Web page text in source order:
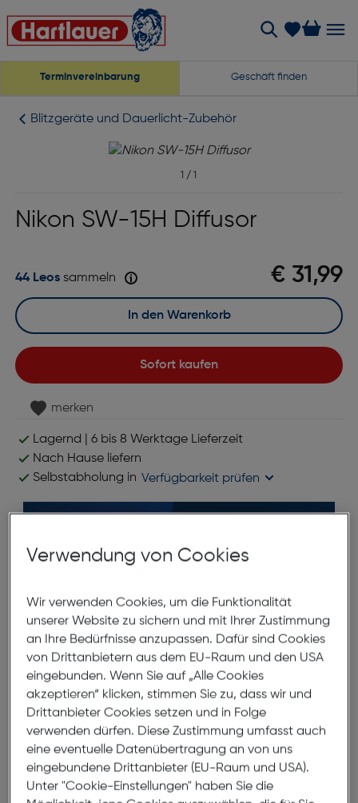
Terminvereinbarung Geschäft finden
Blitzgeräte und Dauerlicht-Zubehör
1 / 1
Nikon SW-15H Diffusor
€ 31,99
44 Leossammeln
Sofort kaufen
In den Warenkorb
merken
Lagernd | 6 bis 8 Werktage Lieferzeit
Nach Hause liefern
Selbstabholung in Verfügbarkeit prüfen
*ausgenommen Objektive
Produktbeschreibung
Nikon SW-15H Diffusor
ArtNr.: 240118935
Stabiler Kunststoffaufsatz für die Befestigung am
Kopf des Blitzgeräts; ermöglicht eine diffuse
Lichtführung beim Fotografieren.
Verwendung von Cookies
Wir verwenden Cookies, um die Funktionalität
unserer Website zu sichern und mit Ihrer Zustimmung
an Ihre Bedürfnisse anzupassen. Dafür sind Cookies
von Drittanbietern aus dem EU-Raum und den USA
eingebunden. Wenn Sie auf „Alle Cookies
akzeptieren“ klicken, stimmen Sie zu, dass wir und
Drittanbieter Cookies setzen und in Folge
verwenden dürfen. Diese Zustimmung umfasst auch
eine eventuelle Datenübertragung an von uns
eingebundene Drittanbieter (EU-Raum und USA).
Unter "Cookie-Einstellungen" haben Sie die